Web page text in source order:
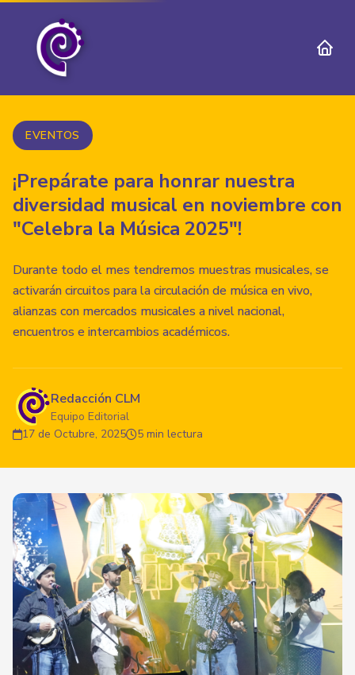
EVENTOS
¡Prepárate para honrar nuestra
diversidad musical en noviembre con
"Celebra la Música 2025"!
Durante todo el mes tendremos muestras musicales, se
activarán circuitos para la circulación de música en vivo,
alianzas con mercados musicales a nivel nacional,
encuentros e intercambios académicos.
Redacción CLM
Equipo Editorial
17 de Octubre, 2025
5 min lectura